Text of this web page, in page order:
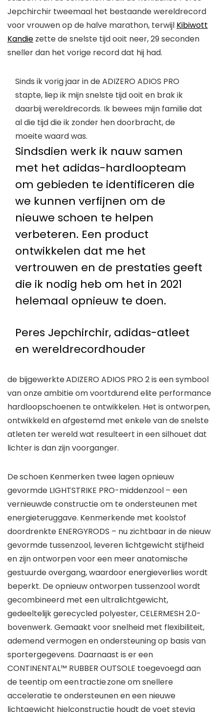
Jepchirchir tweemaal het bestaande wereldrecord
voor vrouwen op de halve marathon, terwijl Kibiwott
Kandie zette de snelste tijd ooit neer, 29 seconden
sneller dan het vorige record dat hij had.
Sinds ik vorig jaar in de ADIZERO ADIOS PRO
stapte, liep ik mijn snelste tijd ooit en brak ik
daarbij wereldrecords. Ik bewees mijn familie dat
al die tijd die ik zonder hen doorbracht, de
moeite waard was.
Sindsdien werk ik nauw samen
met het adidas-hardloopteam
om gebieden te identificeren die
we kunnen verfijnen om de
nieuwe schoen te helpen
verbeteren. Een product
ontwikkelen dat me het
vertrouwen en de prestaties geeft
die ik nodig heb om het in 2021
helemaal opnieuw te doen.
Peres Jepchirchir, adidas-atleet
en wereldrecordhouder
de bijgewerkteADIZERO ADIOS PRO 2is een symbool
van onze ambitie om voortdurend elite performance
hardloopschoenen te ontwikkelen. Het is ontworpen,
ontwikkeld en afgestemd met enkele van de snelste
atleten ter wereldwat resulteert in een silhouet dat
lichter is dan zijn voorganger.
Deschoen Kenmerken twee lagen opnieuw
gevormde LIGHTSTRIKE PRO-middenzool – een
vernieuwde constructie om te ondersteunen met
energieteruggave. Kenmerkende met koolstof
doordrenkte ENERGYRODS – nu zichtbaar in de nieuw
gevormde tussenzool, leveren lichtgewicht stijfheid
en zijn ontworpen voor een meer anatomische
gestuurde overgang, waardoor energieverlies wordt
beperkt. De opnieuw ontworpen tussenzool wordt
gecombineerd met een ultralichtgewicht,
gedeeltelijk gerecycled polyester, CELERMESH 2.0-
bovenwerk. Gemaakt voor snelheid met flexibiliteit,
ademend vermogen en ondersteuning op basis van
sportergegevens. Daarnaast is er een
CONTINENTAL™ RUBBER OUTSOLE toegevoegd aan
de teentip om eentractiezone om snellere
acceleratie te ondersteunen en een nieuwe
lichtgewicht hielconstructie houdt de voet stevig